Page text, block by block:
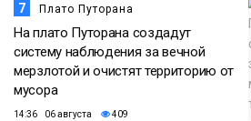
7 Плато Путорана
На плато Путорана создадут
систему наблюдения за вечной
мерзлотой и очистят территорию от
мусора
14:36 06 августа 409